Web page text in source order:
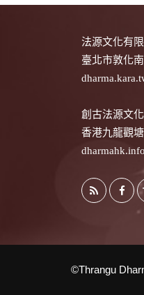
法源文化有
臺北市敦化
創古法源文化
香港九龍觀
©Thrangu